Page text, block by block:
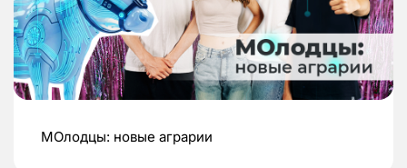
МОлодцы: новые аграрии